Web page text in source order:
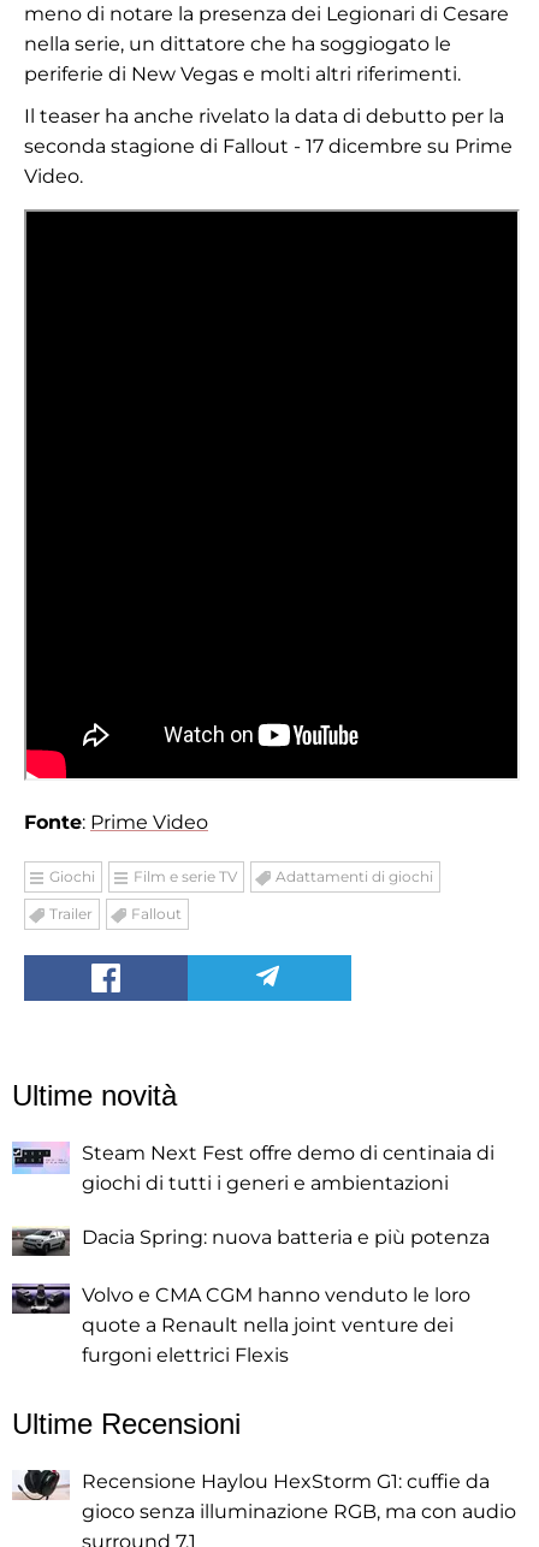
meno di notare la presenza dei Legionari di Cesare
nella serie, un dittatore che ha soggiogato le
periferie di New Vegas e molti altri riferimenti.
Il teaser ha anche rivelato la data di debutto per la
seconda stagione di Fallout - 17 dicembre su Prime
Video.
Fonte: Prime Video
Giochi Film e serie TV Adattamenti di giochi
Trailer Fallout
Ultime novità
Steam Next Fest offre demo di centinaia di
giochi di tutti i generi e ambientazioni
Dacia Spring: nuova batteria e più potenza
Volvo e CMA CGM hanno venduto le loro
quote a Renault nella joint venture dei
furgoni elettrici Flexis
Ultime Recensioni
Recensione Haylou HexStorm G1: cuffie da
gioco senza illuminazione RGB, ma con audio
surround 7.1